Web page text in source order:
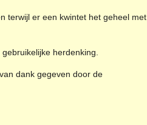
terwijl er een kwintet het geheel met
herdenking.
dank gegeven door de